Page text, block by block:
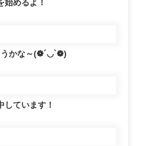
始めるよ！
うかな～(❁´◡`❁)
しています！